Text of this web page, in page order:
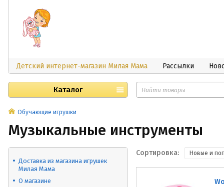
Детский интернет-магазин Милая Мама Рассылки
Каталог
Обучающие игрушки
Музыкальные инструменты
Доставка из магазина игрушек
Милая Мама
О магазине
Сортировка: Новые и